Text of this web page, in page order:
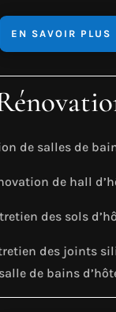
EN SAVOIR PLUS
de salles de
de hall
des sols
des joints
salle de bains